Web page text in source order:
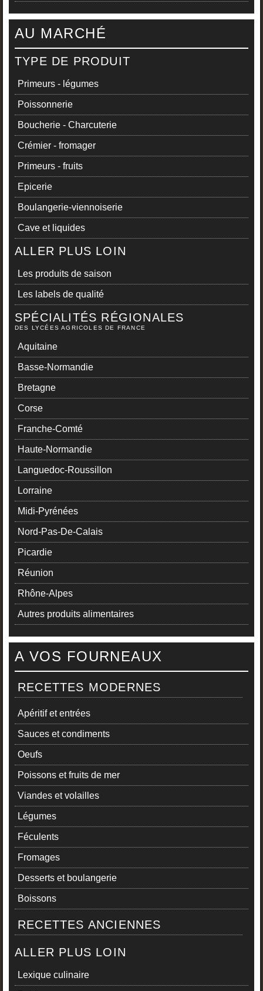
AU MARCHÉ
TYPE DE PRODUIT
Primeurs - légumes
Poissonnerie
Boucherie - Charcuterie
Crémier - fromager
Primeurs - fruits
Epicerie
Boulangerie-viennoiserie
Cave et liquides
ALLER PLUS LOIN
Les produits de saison
Les labels de qualité
SPÉCIALITÉS RÉGIONALES
DES LYCÉES AGRICOLES DE FRANCE
Aquitaine
Basse-Normandie
Bretagne
Corse
Franche-Comté
Haute-Normandie
Languedoc-Roussillon
Lorraine
Midi-Pyrénées
Nord-Pas-De-Calais
Picardie
Réunion
Rhône-Alpes
Autres produits alimentaires
A VOS FOURNEAUX
RECETTES MODERNES
Apéritif et entrées
Sauces et condiments
Oeufs
Poissons et fruits de mer
Viandes et volailles
Légumes
Féculents
Fromages
Desserts et boulangerie
Boissons
RECETTES ANCIENNES
ALLER PLUS LOIN
Lexique culinaire